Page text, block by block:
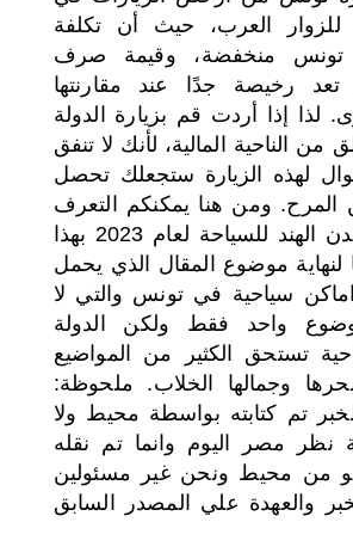
للزوار العرب، حيث أن تكلفة
تونس منخفضة، وقيمة صرف
تعد رخيصة جدًا عند مقارنتها
لذا إذا أردت قم بزيارة الدولة
من الناحية المالية، لأنك لا تنفق
لهذه الزيارة ستجعلك تحصل
المرح. ومن هنا يمكنكم التعرف
على: أفضل مدن الهند للسياحة لعام 2023 بهذا
لنهاية موضوع المقال الذي يحمل
سياحية في تونس والتي لا
واحد فقط ولكن الدولة
تستحق الكثير من المواضيع
وجمالها الخلاب. ملحوظة:
تم كتابته بواسطة محيط ولا
نظر مصر اليوم وانما تم نقله
من محيط ونحن غير مسئولين
والعهدة علي المصدر السابق